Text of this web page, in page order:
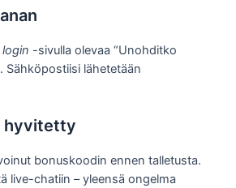
-sivulla olevaa “Unohditko
Sähköpostiisi lähetetään
hyvitetty
bonuskoodin ennen talletusta.
live-chatiin – yleensä ongelma